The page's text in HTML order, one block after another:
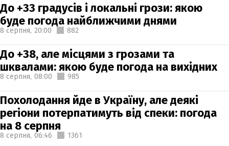
До +33 градусів і локальні грози: якою
буде погода найближчими днями
8 серпня, 20:00 882
До +38, але місцями з грозами та
шквалами: якою буде погода на вихідних
8 серпня, 08:00 985
Похолодання йде в Україну, але деякі
регіони потерпатимуть від спеки: погода
на 8 серпня
8 серпня, 06:46 1361